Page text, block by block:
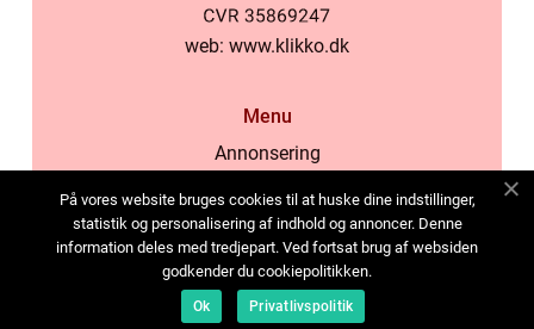
web: www.klikko.dk
Menu
Annonsering
Cookies
Kontakta oss
Sitemap
På vores website bruges cookies til at huske dine indstillinger,
statistik og personalisering af indhold og annoncer. Denne
information deles med tredjepart. Ved fortsat brug af websiden
godkender du cookiepolitikken.
Ok Privatlivspolitik